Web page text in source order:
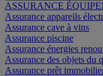
ASSURANCE
Assurance appareils
Assurance cave à vins
Assurance piscine
Assurance énergies
Assurance des objets du
Assurance prêt